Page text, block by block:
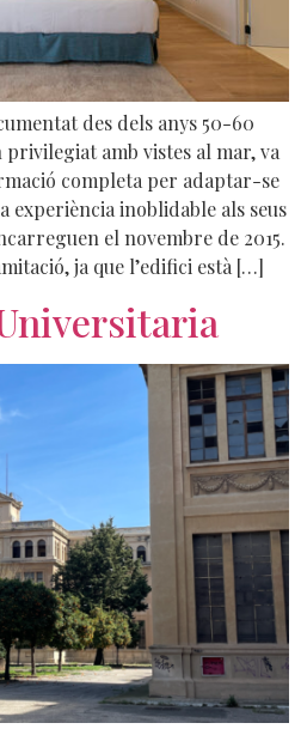
des dels anys 50-60
amb vistes al mar, va
completa per adaptar-se
experiència inoblidable als seus
el novembre de 2015.
ja que l’edifici està […]